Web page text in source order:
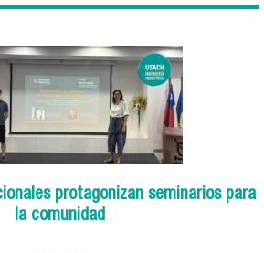
protagonizan seminarios para
la comunidad